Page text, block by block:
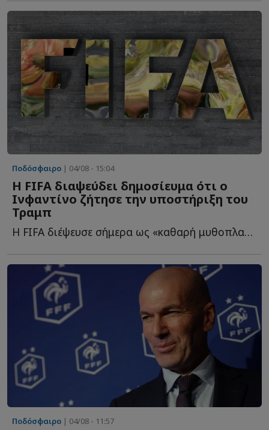
Ποδόσφαιρο | 04/08 - 15:04
Η FIFA διαψεύδει δημοσίευμα ότι ο
Ινφαντίνο ζήτησε την υποστήριξη του
Τραμπ
Η FIFA διέψευσε σήμερα ως «καθαρή μυθοπλασία» δημοσίευμα ό...
Ποδόσφαιρο | 04/08 - 11:57